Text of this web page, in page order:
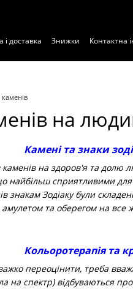
і доставка Знижки Контактна
на
Камені та знаки
на здоров'я та долю
найбільш сприятливими для
знакам Зодіаку були
та оберегом на все
Кольоротерапія та
переоцінити, треба
на спектр) відбуваються